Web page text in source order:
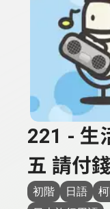
221 - 生
五 請付錢
初階 日語